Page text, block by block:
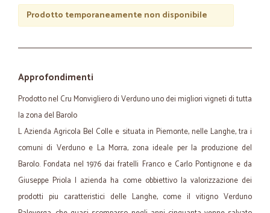
Prodotto temporaneamente non disponibile
Approfondimenti
Prodotto nel Cru Monvigliero di Verduno uno dei migliori vigneti di tutta
la zona del Barolo
L Azienda Agricola Bel Colle e situata in Piemonte, nelle Langhe, tra i
comuni di Verduno e La Morra, zona ideale per la produzione del
Barolo. Fondata nel 1976 dai fratelli Franco e Carlo Pontignone e da
Giuseppe Priola l azienda ha come obbiettivo la valorizzazione dei
prodotti piu caratteristici delle Langhe, come il vitigno Verduno